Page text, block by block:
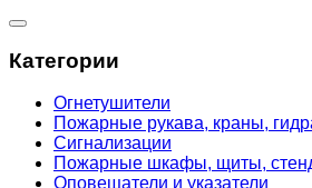
Категории
Огнетушители
Пожарные рукава, краны,
Сигнализации
Пожарные шкафы, щиты,
Оповещатели и указатели